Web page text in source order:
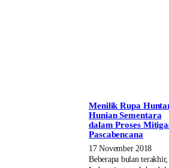
Menilik Rupa
Hunian Sementara
dalam Proses
Pascabencana
17 November 2018
Beberapa bulan terakhir,